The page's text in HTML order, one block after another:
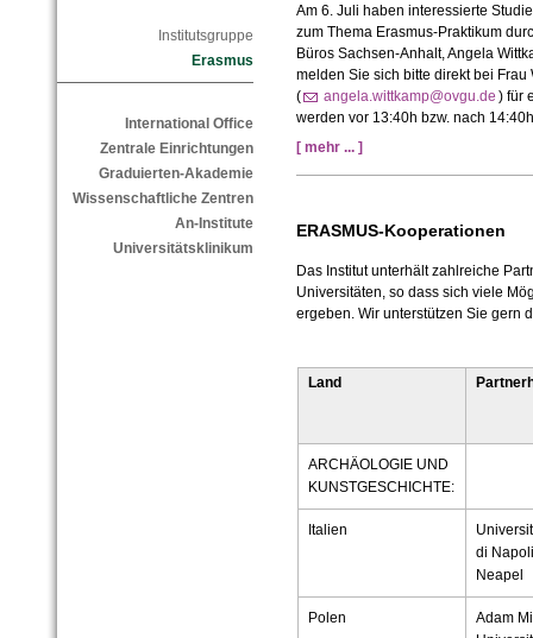
Institutsgruppe
Erasmus
International Office
Zentrale Einrichtungen
Graduierten-Akademie
Wissenschaftliche Zentren
An-Institute
Universitätsklinikum
Am 6. Juli haben interessierte
zum Thema Erasmus-Praktikum
Büros Sachsen-Anhalt, Angela
melden Sie sich bitte direkt bei Frau
(
angela.wittkamp@ovgu.de ) für
werden vor 13:40h bzw. nach
[ mehr ... ]
ERASMUS-Kooperationen
Das Institut unterhält zahlreiche
Universitäten, so dass sich viele
ergeben. Wir unterstützen Sie gern
Land
ARCHÄOLOGIE UND
KUNSTGESCHICHTE:
Italien
di
Neapel
Polen
Adam